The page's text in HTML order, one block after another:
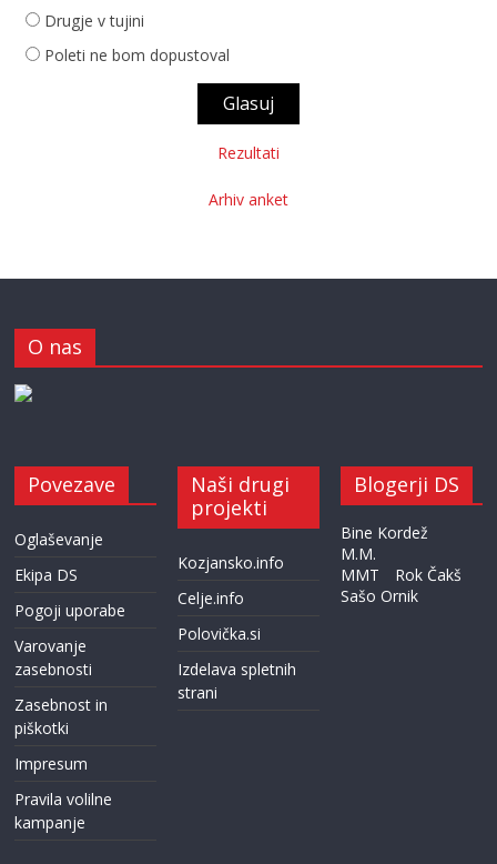
Drugje v tujini
Poleti ne bom dopustoval
Rezultati
Arhiv anket
O nas
Povezave
Oglaševanje
Ekipa DS
Pogoji uporabe
Varovanje
zasebnosti
Zasebnost in
piškotki
Impresum
Pravila volilne
kampanje
Naši drugi
projekti
Kozjansko.info
Celje.info
Polovička.si
Izdelava spletnih
strani
Blogerji DS
Bine Kordež
M.M.
MMT
Rok Čakš
Sašo Ornik